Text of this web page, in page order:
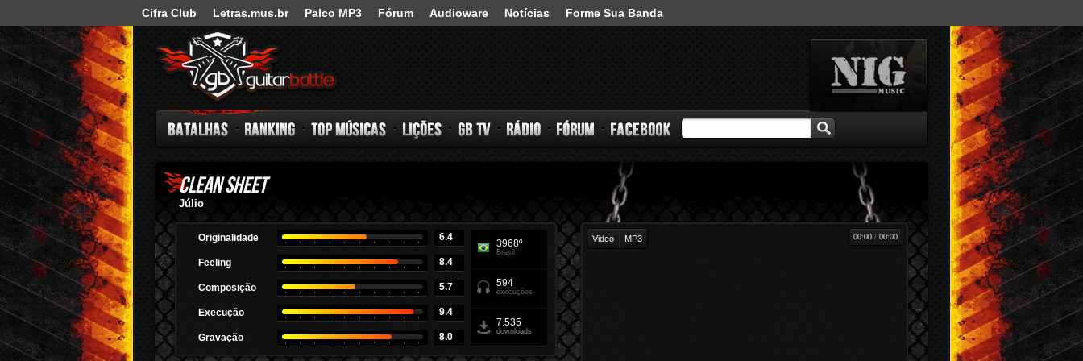
Cifra Club Letras.mus.br Palco MP3 Fórum Audioware Notícias Forme Sua Banda
Guitar Battle
Batalhas Facebook
Clean Sheet
Júlio
Originalidade 6.4
Feeling 8.4
Composição 5.7
Execução 9.4
Gravação 8.0
3968º
Brasil
594
execuções
7.535
downloads
Video MP3 00:00 / 00:00